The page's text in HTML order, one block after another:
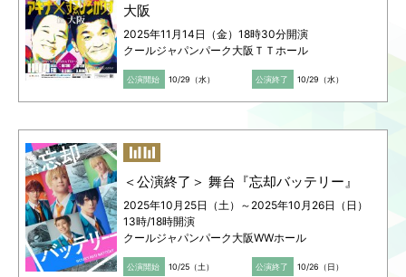
大阪
2025年11月14日（金）18時30分開演
クールジャパンパーク大阪ＴＴホール
公演開始 10/29（水） 公演終了 10/29（水）
＜公演終了＞ 舞台『忘却バッテリー』
2025年10月25日（土）～2025年10月26日（日）
13時/18時開演
クールジャパンパーク大阪WWホール
公演開始 10/25（土） 公演終了 10/26（日）